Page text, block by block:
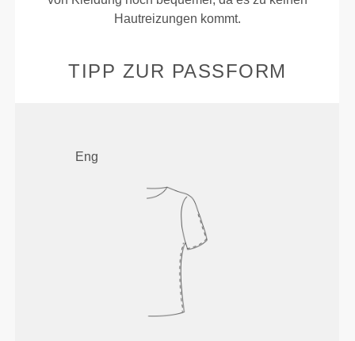
Hautreizungen kommt.
TIPP ZUR PASSFORM
Eng